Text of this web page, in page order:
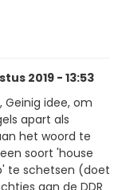
2019 - 13:53
Geinig idee, om
apart als
het woord te
soort 'house
te schetsen (doet